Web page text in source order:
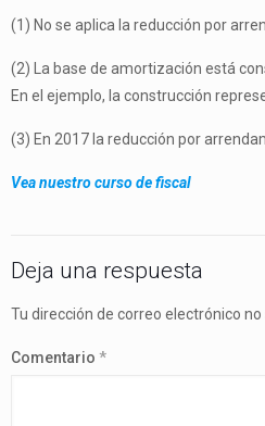
(1) No se aplica la reducción por
(2) La base de amortización está
En el ejemplo, la construcción
(3) En 2017 la reducción por
Vea nuestro curso de fiscal
Deja una respuesta
Tu dirección de correo electrónico no
Comentario *